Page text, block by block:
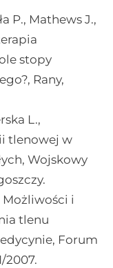
P., Mathews J.,
stopy
Rany,
L.,
tlenowej w
Wojskowy
Możliwości i
tlenu
Forum
2007.